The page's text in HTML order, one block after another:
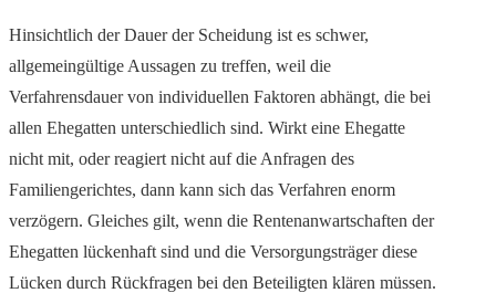
Hinsichtlich der Dauer der Scheidung ist es schwer,
allgemeingültige Aussagen zu treffen, weil die
Verfahrensdauer von individuellen Faktoren abhängt, die bei
allen Ehegatten unterschiedlich sind. Wirkt eine Ehegatte
nicht mit, oder reagiert nicht auf die Anfragen des
Familiengerichtes, dann kann sich das Verfahren enorm
verzögern. Gleiches gilt, wenn die Rentenanwartschaften der
Ehegatten lückenhaft sind und die Versorgungsträger diese
Lücken durch Rückfragen bei den Beteiligten klären müssen.